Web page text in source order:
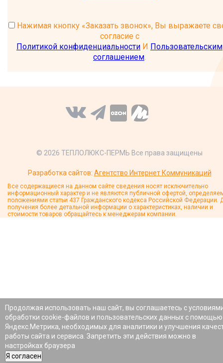
Нажимая кнопку «Заказать звонок», Вы выражаете
согласие с
Политикой конфиденциальности И Пользовательским
соглашением.
© 2026 ТЕПЛОЛЮКС-ПЕРМЬ Все права защищены
Разработка сайтов: Агентство Интернет Коммуникаций
Все содержащиеся на данном сайте сведения носят исключительно
информационный характер и не являются публичной офертой,
положениями статьи 437 Гражданского кодекса Российской Федерации.
получения более детальной информации о характеристиках, наличии и
стоимости товаров обращайтесь к менеджерам компании.
Продолжая использовать наш сайт, вы соглашаетесь с
обработки cookie-файлов и пользовательских данных с помощью
Яндекс.Метрика, необходимых для аналитики и улучшения
работы сайта и сервиса. Запретить эти действия можно в
настройках браузера
Я согласен